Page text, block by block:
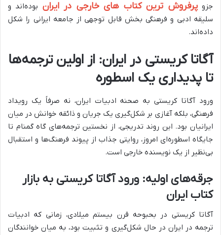
جزوپرفروش ترین کتاب های خارجی در ایران بوده‌اند و
سلیقه ادبی و فرهنگی بخش قابل توجهی از جامعه ایرانی را شکل
داده‌اند.
آگاتا کریستی در ایران: از اولین ترجمه‌ها
تا پدیداری یک اسطوره
ورود آگاتا کریستی به صحنه ادبیات ایران، نه صرفاً یک رویداد
فرهنگی، بلکه آغازی بر شکل‌گیری یک جریان و ذائقه خوانش در میان
ایرانیان بود. این روند تدریجی، از نخستین ترجمه‌های گاه گمنام تا
جایگاه اسطوره‌ای امروز، روایتی جذاب از پیوند فرهنگ‌ها و استقبال
بی‌نظیر از یک نویسنده خارجی است.
جرقه‌های اولیه: ورود آگاتا کریستی به بازار
کتاب ایران
آگاتا کریستی در بحبوحه قرن بیستم میلادی، زمانی که ادبیات
ترجمه در ایران در حال شکل‌گیری و تثبیت بود، به میان خوانندگان